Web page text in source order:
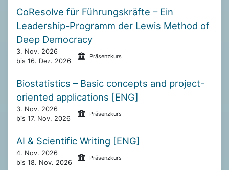
CoResolve für Führungskräfte – Ein
Leadership-Programm der Lewis Method of
Deep Democracy
3. Nov. 2026
bis 16. Dez. 2026
Präsenzkurs
Biostatistics – Basic concepts and project-
oriented applications [ENG]
3. Nov. 2026
bis 17. Nov. 2026
Präsenzkurs
AI & Scientific Writing [ENG]
4. Nov. 2026
bis 18. Nov. 2026
Präsenzkurs